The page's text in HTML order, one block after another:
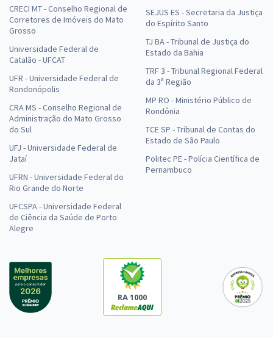
CRECI MT - Conselho Regional de
Corretores de Imóveis do Mato
Grosso
Universidade Federal de
Catalão - UFCAT
UFR - Universidade Federal de
Rondonópolis
CRA MS - Conselho Regional de
Administração do Mato Grosso
do Sul
UFJ - Universidade Federal de
Jataí
UFRN - Universidade Federal do
Rio Grande do Norte
UFCSPA - Universidade Federal
de Ciência da Saúde de Porto
Alegre
SEJUS ES - Secretaria da Justiça
do Espírito Santo
TJ BA - Tribunal de Justiça do
Estado da Bahia
TRF 3 - Tribunal Regional Federal
da 3ª Região
MP RO - Ministério Público de
Rondônia
TCE SP - Tribunal de Contas do
Estado de São Paulo
Politec PE - Polícia Científica de
Pernambuco
RA 1000